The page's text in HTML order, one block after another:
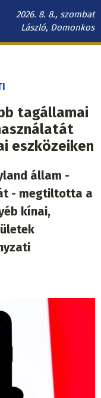
2026. 8. 8., szombat
László, Domonkos
tagállamai
eszközeiken
állam -
- megtiltotta a
kínai,